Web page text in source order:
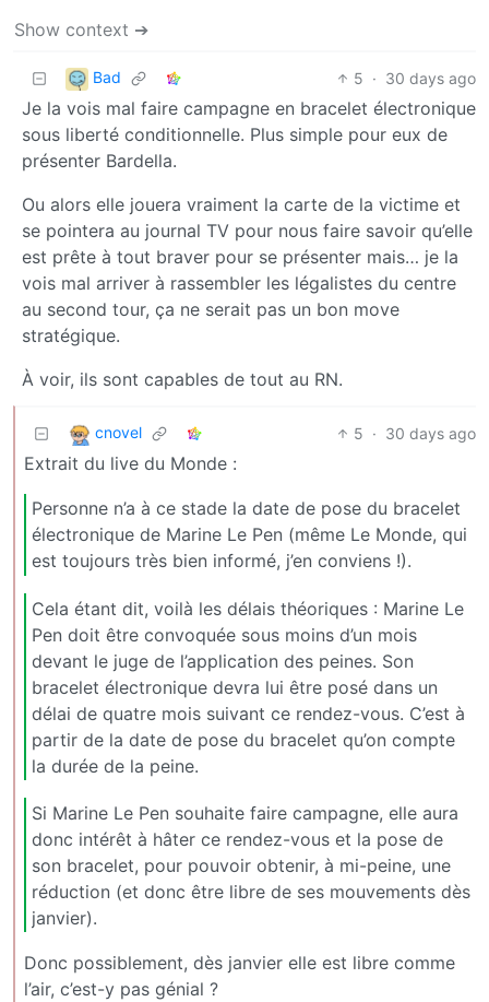
Show context ➔
Bad 5 · 30 days ago
Je la vois mal faire campagne en bracelet électronique
sous liberté conditionnelle. Plus simple pour eux de
présenter Bardella.
Ou alors elle jouera vraiment la carte de la victime et
se pointera au journal TV pour nous faire savoir qu’elle
est prête à tout braver pour se présenter mais… je la
vois mal arriver à rassembler les légalistes du centre
au second tour, ça ne serait pas un bon move
stratégique.
À voir, ils sont capables de tout au RN.
cnovel 5 · 30 days ago
Extrait du live du Monde :
Personne n’a à ce stade la date de pose du bracelet
électronique de Marine Le Pen (même Le Monde, qui
est toujours très bien informé, j’en conviens !).
Cela étant dit, voilà les délais théoriques : Marine Le
Pen doit être convoquée sous moins d’un mois
devant le juge de l’application des peines. Son
bracelet électronique devra lui être posé dans un
délai de quatre mois suivant ce rendez-vous. C’est à
partir de la date de pose du bracelet qu’on compte
la durée de la peine.
Si Marine Le Pen souhaite faire campagne, elle aura
donc intérêt à hâter ce rendez-vous et la pose de
son bracelet, pour pouvoir obtenir, à mi-peine, une
réduction (et donc être libre de ses mouvements dès
janvier).
Donc possiblement, dès janvier elle est libre comme
l’air, c’est-y pas génial ?